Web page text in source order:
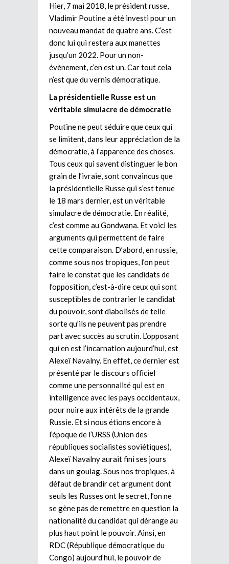
Hier, 7 mai 2018, le président russe,
Vladimir Poutine a été investi pour un
nouveau mandat de quatre ans. C’est
donc lui qui restera aux manettes
jusqu’un 2022. Pour un non-
évènement, c’en est un. Car tout cela
n’est que du vernis démocratique.
La présidentielle Russe est un
véritable simulacre de démocratie
Poutine ne peut séduire que ceux qui
se limitent, dans leur appréciation de la
démocratie, à l’apparence des choses.
Tous ceux qui savent distinguer le bon
grain de l’ivraie, sont convaincus que
la présidentielle Russe qui s’est tenue
le 18 mars dernier, est un véritable
simulacre de démocratie. En réalité,
c’est comme au Gondwana. Et voici les
arguments qui permettent de faire
cette comparaison. D’abord, en russie,
comme sous nos tropiques, l’on peut
faire le constat que les candidats de
l’opposition, c’est-à-dire ceux qui sont
susceptibles de contrarier le candidat
du pouvoir, sont diabolisés de telle
sorte qu’ils ne peuvent pas prendre
part avec succès au scrutin. L’opposant
qui en est l’incarnation aujourd’hui, est
Alexeï Navalny. En effet, ce dernier est
présenté par le discours officiel
comme une personnalité qui est en
intelligence avec les pays occidentaux,
pour nuire aux intérêts de la grande
Russie. Et si nous étions encore à
l’époque de l’URSS (Union des
républiques socialistes soviétiques),
Alexeï Navalny aurait fini ses jours
dans un goulag. Sous nos tropiques, à
défaut de brandir cet argument dont
seuls les Russes ont le secret, l’on ne
se gène pas de remettre en question la
nationalité du candidat qui dérange au
plus haut point le pouvoir. Ainsi, en
RDC (République démocratique du
Congo) aujourd’hui, le pouvoir de